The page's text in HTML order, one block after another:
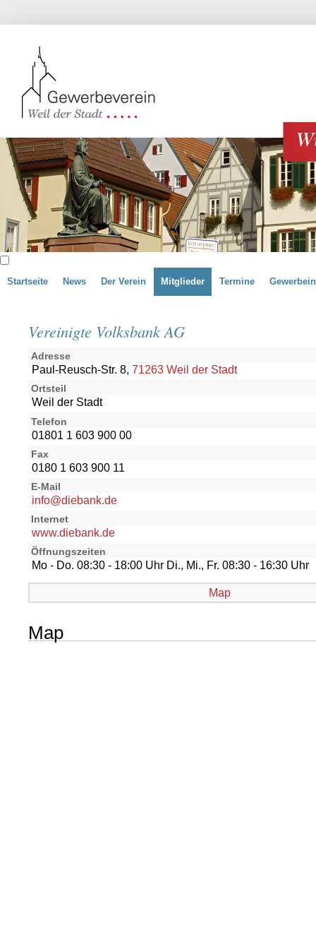
Startseite News Der Verein Mitglieder Termine
Vereinigte Volksbank AG
Adresse
Paul-Reusch-Str. 8, 71263 Weil der Stadt
Ortsteil
Weil der Stadt
Telefon
01801 1 603 900 00
Fax
0180 1 603 900 11
E-Mail
info@diebank.de
Internet
www.diebank.de
Öffnungszeiten
Mo - Do. 08:30 - 18:00 Uhr Di., Mi., Fr. 08:30 - 16:30 Uhr
Map
Map